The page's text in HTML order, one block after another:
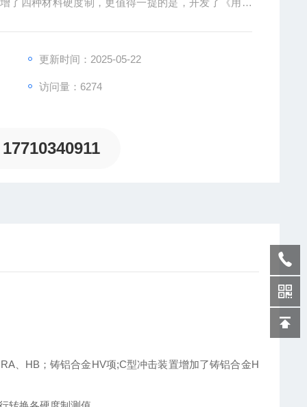
了四种材料硬度制，更值得一提的是，开发了《用户
更新时间：2025-05-22
访问量：6274
17710340911
、HB；铸铝合金HV项;C型冲击装置增加了铸铝合金H